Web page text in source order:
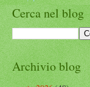
Cerca nel blog
Archivio blog